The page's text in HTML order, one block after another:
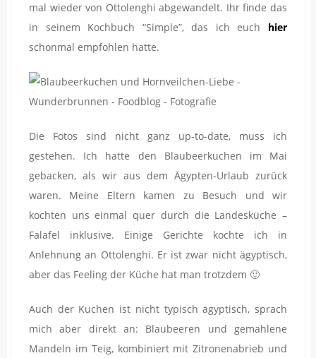
mal wieder von Ottolenghi abgewandelt. Ihr finde das
in seinem Kochbuch “Simple”, das ich euch hier
schonmal empfohlen hatte.
Die Fotos sind nicht ganz up-to-date, muss ich
gestehen. Ich hatte den Blaubeerkuchen im Mai
gebacken, als wir aus dem Ägypten-Urlaub zurück
waren. Meine Eltern kamen zu Besuch und wir
kochten uns einmal quer durch die Landesküche –
Falafel inklusive. Einige Gerichte kochte ich in
Anlehnung an Ottolenghi. Er ist zwar nicht ägyptisch,
aber das Feeling der Küche hat man trotzdem 🙂
Auch der Kuchen ist nicht typisch ägyptisch, sprach
mich aber direkt an: Blaubeeren und gemahlene
Mandeln im Teig, kombiniert mit Zitronenabrieb und